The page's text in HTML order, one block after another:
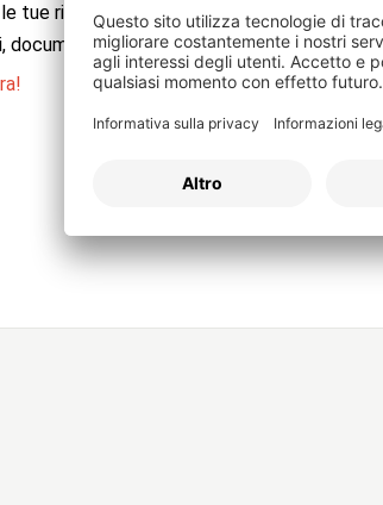
tue richieste
documentazione e servizi